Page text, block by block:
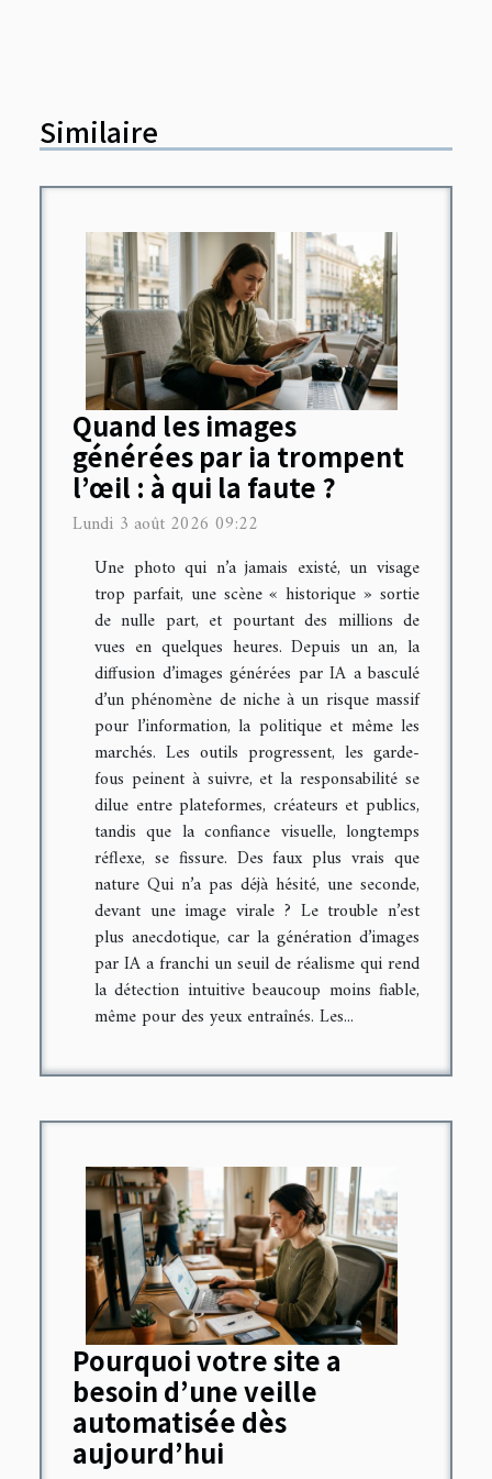
Similaire
Quand les images
générées par ia trompent
l’œil : à qui la faute ?
Lundi 3 août 2026 09:22
Une photo qui n’a jamais existé, un visage
trop parfait, une scène « historique » sortie
de nulle part, et pourtant des millions de
vues en quelques heures. Depuis un an, la
diffusion d’images générées par IA a basculé
d’un phénomène de niche à un risque massif
pour l’information, la politique et même les
marchés. Les outils progressent, les garde-
fous peinent à suivre, et la responsabilité se
dilue entre plateformes, créateurs et publics,
tandis que la confiance visuelle, longtemps
réflexe, se fissure. Des faux plus vrais que
nature Qui n’a pas déjà hésité, une seconde,
devant une image virale ? Le trouble n’est
plus anecdotique, car la génération d’images
par IA a franchi un seuil de réalisme qui rend
la détection intuitive beaucoup moins fiable,
même pour des yeux entraînés. Les...
Pourquoi votre site a
besoin d’une veille
automatisée dès
aujourd’hui